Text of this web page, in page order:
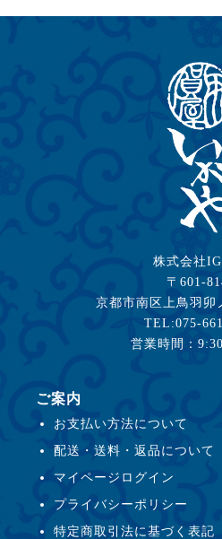
株式会社
〒601-
京都市南区上鳥羽卯
TEL:075-
営業時間：
ご案内
お支払い方法について
配送・送料・返品について
マイページログイン
プライバシーポリシー
特定商取引法に基づく表記